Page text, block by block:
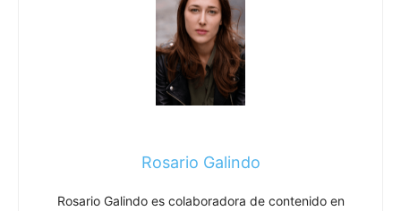
Rosario Galindo
Rosario Galindo es colaboradora de contenido en